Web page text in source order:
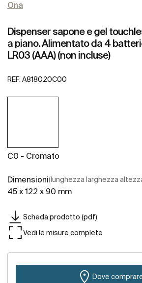
Ona
Dispenser sapone e gel
a piano. Alimentato da 4
LR03 (AAA) (non incluse)
REF: A818020C00
C0 - Cromato
Dimensioni(lunghezza larghezza
45 x 122 x 90 mm
Scheda prodotto (pdf)
Vedi le misure complete
Dove